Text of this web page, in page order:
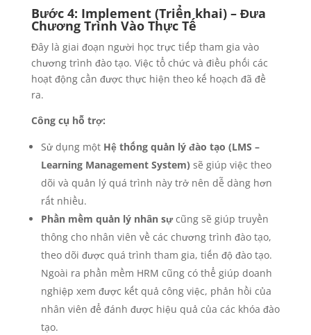
Bước 4: Implement (Triển khai) – Đưa
Chương Trình Vào Thực Tế
Đây là giai đoạn người học trực tiếp tham gia vào
chương trình đào tạo. Việc tổ chức và điều phối các
hoạt động cần được thực hiện theo kế hoạch đã đề
ra.
Công cụ hỗ trợ:
Sử dụng một Hệ thống quản lý đào tạo (LMS –
Learning Management System) sẽ giúp việc theo
dõi và quản lý quá trình này trở nên dễ dàng hơn
rất nhiều.
Phần mềm quản lý nhân sựcũng sẽ giúp truyền
thông cho nhân viên về các chương trình đào tạo,
theo dõi được quá trình tham gia, tiến độ đào tạo.
Ngoài ra phần mềm HRM cũng có thể giúp doanh
nghiệp xem được kết quả công việc, phản hồi của
nhân viên để đánh được hiệu quả của các khóa đào
tạo.